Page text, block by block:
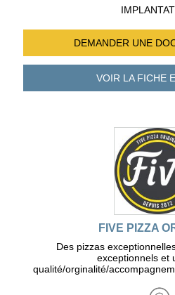
DEMANDER UNE
VOIR LA FICHE
FIVE PIZZA
Des pizzas
exceptionnels et
qualité/orginalité/